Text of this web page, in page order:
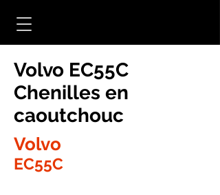
Volvo EC55C
Chenilles en
caoutchouc
Volvo
EC55C